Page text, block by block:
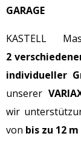
GARAGE
KASTELL
2
individueller
unserer
wir
von bis zu 12 m